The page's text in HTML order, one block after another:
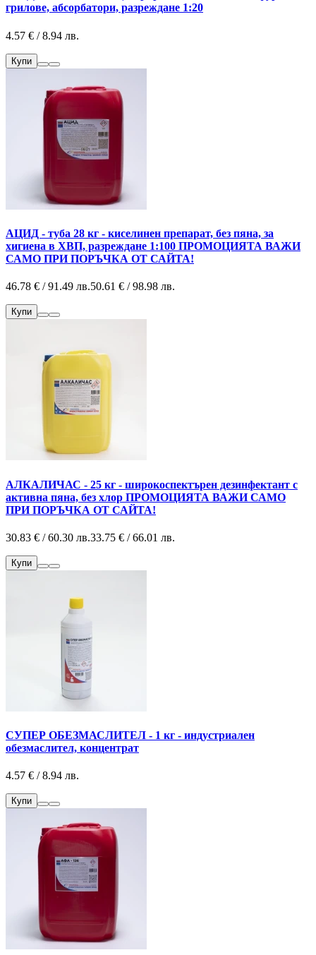
грилове, абсорбатори, разреждане 1:20
4.57 € / 8.94 лв.
Купи
АЦИД - туба 28 кг - киселинен препарат, без пяна, за
хигиена в ХВП, разреждане 1:100 ПРОМОЦИЯТА ВАЖИ
САМО ПРИ ПОРЪЧКА ОТ САЙТА!
46.78 € / 91.49 лв.50.61 € / 98.98 лв.
Купи
АЛКАЛИЧАС - 25 кг - широкоспектърен дезинфектант с
активна пяна, без хлор ПРОМОЦИЯТА ВАЖИ САМО
ПРИ ПОРЪЧКА ОТ САЙТА!
30.83 € / 60.30 лв.33.75 € / 66.01 лв.
Купи
СУПЕР ОБЕЗМАСЛИТЕЛ - 1 кг - индустриален
обезмаслител, концентрат
4.57 € / 8.94 лв.
Купи